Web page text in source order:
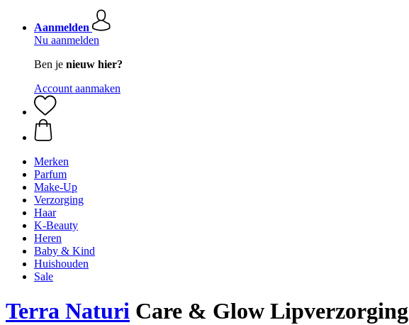
Aanmelden
Nu aanmelden
Ben je nieuw hier?
Account aanmaken
Merken
Parfum
Make-Up
Verzorging
Haar
K-Beauty
Heren
Baby & Kind
Huishouden
Sale
Terra Naturi Care & Glow Lipverzorging